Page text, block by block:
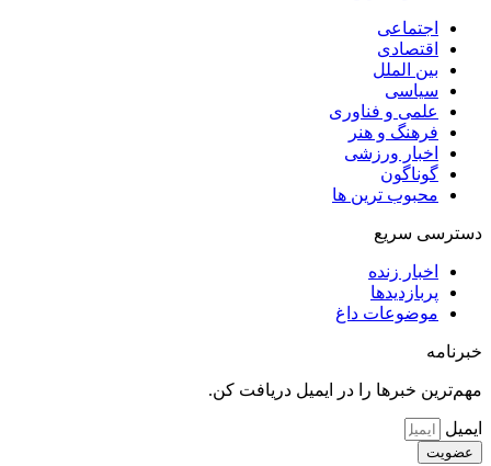
اجتماعی
اقتصادی
بین الملل
سیاسی
علمی و فناوری
فرهنگ و هنر
اخبار ورزشی
گوناگون
محبوب ترین ها
دسترسی سریع
اخبار زنده
پربازدیدها
موضوعات داغ
خبرنامه
مهم‌ترین خبرها را در ایمیل دریافت کن.
ایمیل
عضویت